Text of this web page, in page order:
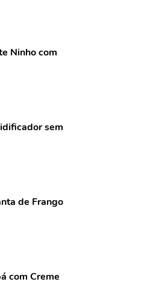
Ninho com
sem
de Frango
com Creme